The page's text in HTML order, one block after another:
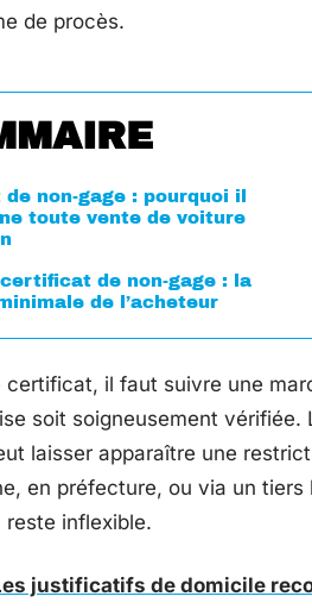
de procès.
non-gage : pourquoi il
toute vente de voiture
de non-gage : la
de l’acheteur
certificat, il faut suivre une
soit soigneusement
laisser apparaître une
en préfecture, ou via un
reste inflexible.
justificatifs de domicile